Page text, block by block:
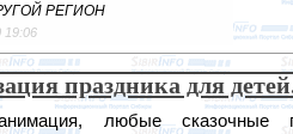
РЕГИОН
19:06
праздника для
любые сказочные